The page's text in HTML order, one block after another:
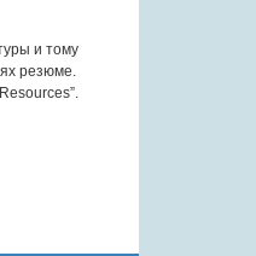
и тому
резюме.